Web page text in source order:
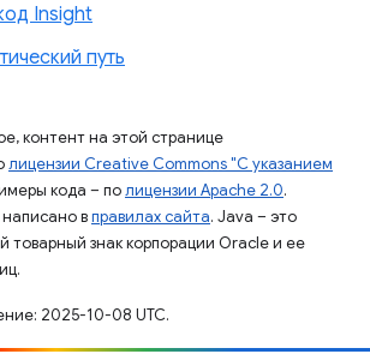
Insight
путь
контент на этой странице
лицензии Creative Commons "С указанием
кода – полицензии Apache 2.0.
вправилах сайта. Java – это
товарный знак корпорации Oracle и ее
2025-10-08 UTC.